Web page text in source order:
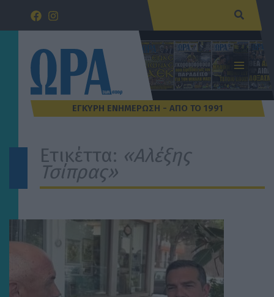
Μετάβαση
Ετικέττα: «Αλέξης
Τσίπρας»